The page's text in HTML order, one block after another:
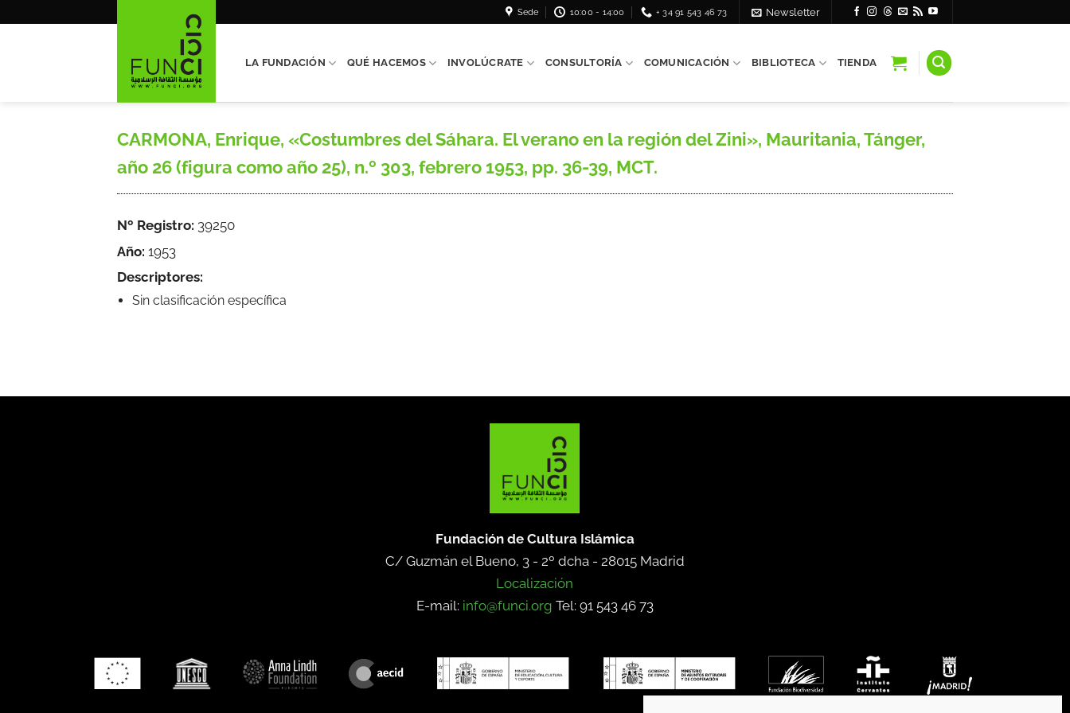
Sede 10:00 - 14:00 + 34 91 543 46 73 Newsletter
LA FUNDACIÓN QUÉ HACEMOS INVOLÚCRATE CONSULTORÍA COMUNICACIÓN BIBLIOTECA TIENDA
CARMONA, Enrique, «Costumbres del Sáhara. El verano en la región del Zini», Mauritania, Tánger,
año 26 (figura como año 25), n.º 303, febrero 1953, pp. 36-39, MCT.
Nº Registro: 39250
Año: 1953
Descriptores:
Sin clasificación específica
Fundación de Cultura Islámica
C/ Guzmán el Bueno, 3 - 2º dcha - 28015 Madrid
Localización
E-mail: info@funci.org Tel: 91 543 46 73